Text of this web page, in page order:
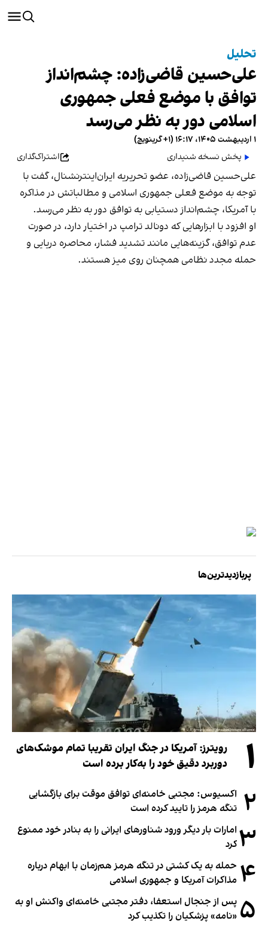
تحلیل
علی‌حسین قاضی‌زاده: چشم‌انداز
توافق با موضع فعلی جمهوری
اسلامی دور به نظر می‌رسد
۱ اردیبهشت ۱۴۰۵، ۱۶:۱۷ (‎+۱ گرینویچ)
پخش نسخه شنیداری
اشتراک‌گذاری
علی‌حسین قاضی‌زاده، عضو تحریریه ایران‌اینترنشنال، گفت با
توجه به موضع فعلی جمهوری اسلامی و مطالباتش در مذاکره
با آمریکا، چشم‌انداز دستیابی به توافق دور به نظر می‌رسد.
او افزود با ابزارهایی که دونالد ترامپ در اختیار دارد، در صورت
عدم توافق، گزینه‌هایی مانند تشدید فشار، محاصره دریایی و
حمله مجدد نظامی همچنان روی میز هستند.
پربازدیدترین‌ها
۱
رویترز: آمریکا در جنگ ایران تقریبا تمام موشک‌های
دوربرد دقیق خود را به‌کار برده است
۲ اکسیوس: مجتبی خامنه‌ای توافق موقت برای بازگشایی
تنگه هرمز را تایید کرده است
۳ امارات بار دیگر ورود شناورهای ایرانی را به بنادر خود ممنوع
کرد
۴ حمله به یک کشتی در تنگه هرمز هم‌زمان با ابهام درباره
مذاکرات آمریکا و جمهوری اسلامی
۵ پس از جنجال استعفا، دفتر مجتبی خامنه‌ای واکنش او به
«نامه» پزشکیان را تکذیب کرد